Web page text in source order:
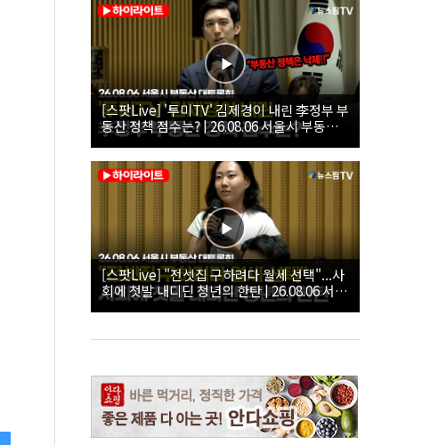
[스팟Live] '투미TV' 김제경이 내린 李정부 부
동산 정책 점수는? | 26.08.06 서울시 부동산
대토론회
[스팟Live] "전셋집 구하려다 월세 선택"...사
회에 첫발 내디딘 청년의 한탄 | 26.08.06 서울
시 부동산 대토론회